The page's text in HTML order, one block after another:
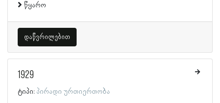
წყარო
დაწვრილებით
1929
ტიპი: პირადი ურთიერთობა